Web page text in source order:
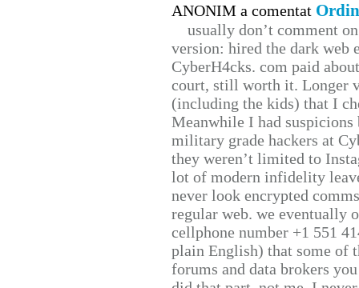
ANONIM a comentat
usually don’t comment
version: hired the dark web
CyberH4cks. com paid
court, still worth it. Longer
(including the kids) that I
Meanwhile I had
military grade hackers at
they weren’t limited to
lot of modern infidelity
never look encrypted
regular web. we eventually
cellphone number +1 551
plain English) that some of
forums and data brokers